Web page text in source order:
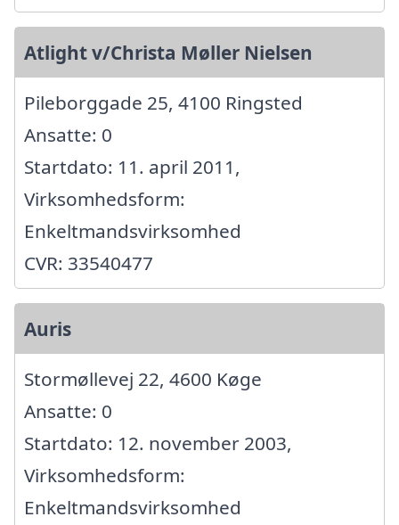
Atlight v/Christa Møller Nielsen
Pileborggade 25, 4100 Ringsted
Ansatte: 0
Startdato: 11. april 2011,
Virksomhedsform:
Enkeltmandsvirksomhed
CVR: 33540477
Auris
Stormøllevej 22, 4600 Køge
Ansatte: 0
Startdato: 12. november 2003,
Virksomhedsform:
Enkeltmandsvirksomhed